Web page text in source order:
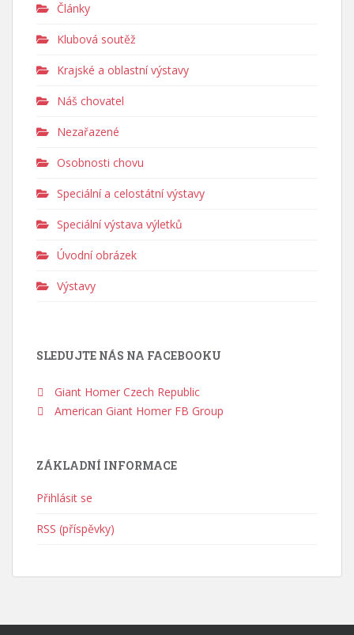
Články
Klubová soutěž
Krajské a oblastní výstavy
Náš chovatel
Nezařazené
Osobnosti chovu
Speciální a celostátní výstavy
Speciální výstava výletků
Úvodní obrázek
Výstavy
SLEDUJTE NÁS NA FACEBOOKU
Giant Homer Czech Republic
American Giant Homer FB Group
ZÁKLADNÍ INFORMACE
Přihlásit se
RSS (příspěvky)